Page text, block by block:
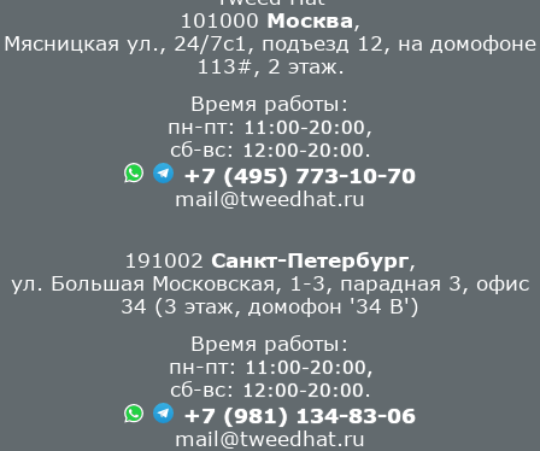
101000 Москва
Мясницкая ул., 24/7с1, подъезд 12, на домофоне
113#, 2 этаж.
Время работы:
пн-пт:
11:00-20:00
сб-вс:
12:00-20:00
+7 (495) 773-10-70
mail@tweedhat.ru
191002 Санкт-Петербург
ул. Большая Московская, 1-3, парадная 3, офис
34 (3 этаж, домофон '34 В')
Время работы:
пн-пт:
11:00-20:00,
сб-вс: 12:00-20:00.
+7 (981) 134-83-06
mail@tweedhat.ru